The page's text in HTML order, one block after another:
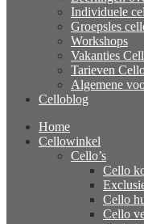
Individuele
Groepsles
Workshops
Vakanties
Tarieven
Algemene
Celloblog
Home
Cellowinkel
Cello’s
Cello
Cello
Cello